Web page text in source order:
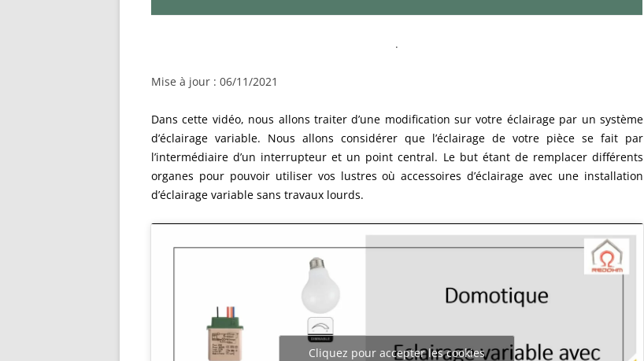
.
Mise à jour : 06/11/2021
Dans cette vidéo, nous allons traiter d’une modification sur votre éclairage par un système
d’éclairage variable. Nous allons considérer que l’éclairage de votre pièce se fait par
l’intermédiaire d’un interrupteur et un point central. Le but étant de remplacer différents
organes pour pouvoir utiliser vos lustres où accessoires d’éclairage avec une installation
d’éclairage variable sans travaux lourds.
Cliquez pour accepter les cookies